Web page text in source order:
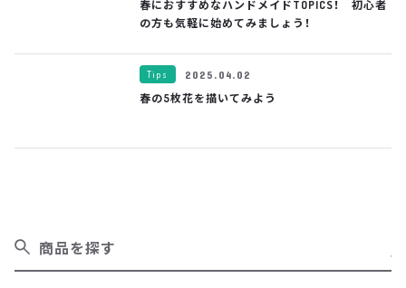
春におすすめなハンドメイドTOPICS！ 初心者
の方も気軽に始めてみましょう！
Tips 2025.04.02
春の5枚花を描いてみよう
商品を探す